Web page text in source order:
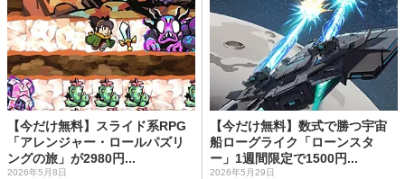
【今だけ無料】スライド系RPG
「アレンジャー・ロールパズリ
ングの旅」が2980円...
2026年5月8日
【今だけ無料】数式で勝つ宇宙
船ローグライク「ローンスタ
ー」1週間限定で1500円...
2026年5月29日